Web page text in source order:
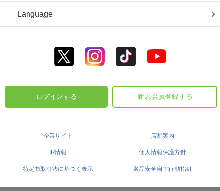
Language
ログインする 新規会員登録する
企業サイト 店舗案内
IR情報 個人情報保護方針
特定商取引法に基づく表示 製品安全自主行動指針